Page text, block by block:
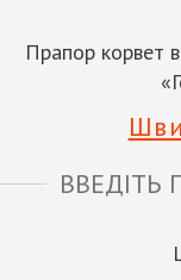
Прапор корвет
ВВЕДІТЬ